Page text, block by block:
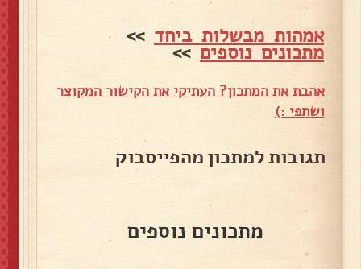
אמהות מבשלות ביחד >>
מתכונים נוספים>>
אהבת את המתכון? העתיקי את הקישור המקוצר
ושתפי :)
תגובות למתכון מהפייסבוק
מתכונים נוספים